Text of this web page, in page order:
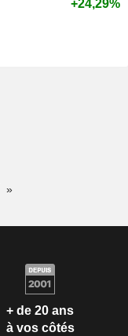
+24,29%
+ de 20 ans
à vos côtés